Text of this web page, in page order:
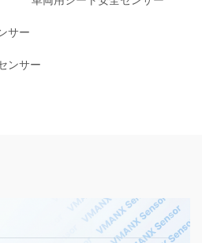
サー
ンサー